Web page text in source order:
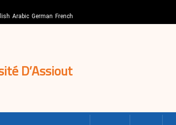
Arabic German French
D’Assiout